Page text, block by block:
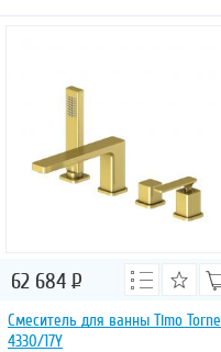
Управление: однорычажное
Смеситель для ванны Timo Torne
4330/17Y
62 684 Р